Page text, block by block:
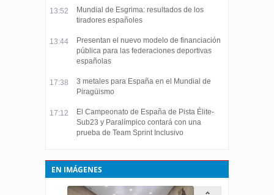
13:52
Mundial de Esgrima: resultados de los
tiradores españoles
13:44
Presentan el nuevo modelo de financiación
pública para las federaciones deportivas
españolas
17:38
3 metales para España en el Mundial de
Piragüismo
17:12
El Campeonato de España de Pista Élite-
Sub23 y Paralímpico contará con una
prueba de Team Sprint Inclusivo
EN IMÁGENES